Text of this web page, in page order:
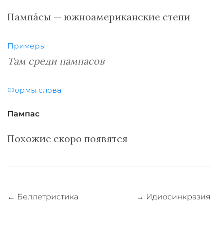
Пампáсы — южноамериканские степи
Примеры
Там среди пампасов
Формы слова
Пампас
Похожие скоро появятся
Навигация
← Беллетристика → Идиосинкразия